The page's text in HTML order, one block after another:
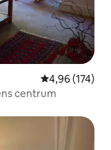
4,96 ud af 5 i
4,96 (174)
centrum